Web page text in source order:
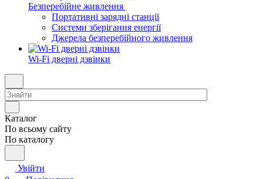
Безперебійне живлення
Портативні зарядні станції
Системи зберігання енергії
Джерела безперебійного живлення
Wi-Fi дверні дзвінки
Каталог
По всьому сайту
По каталогу
Увійти